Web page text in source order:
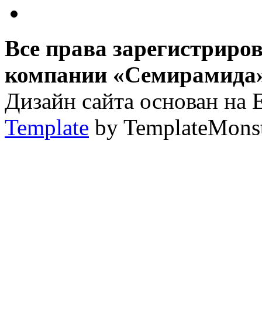
Все права
компании
Дизайн сайта основан
Template by